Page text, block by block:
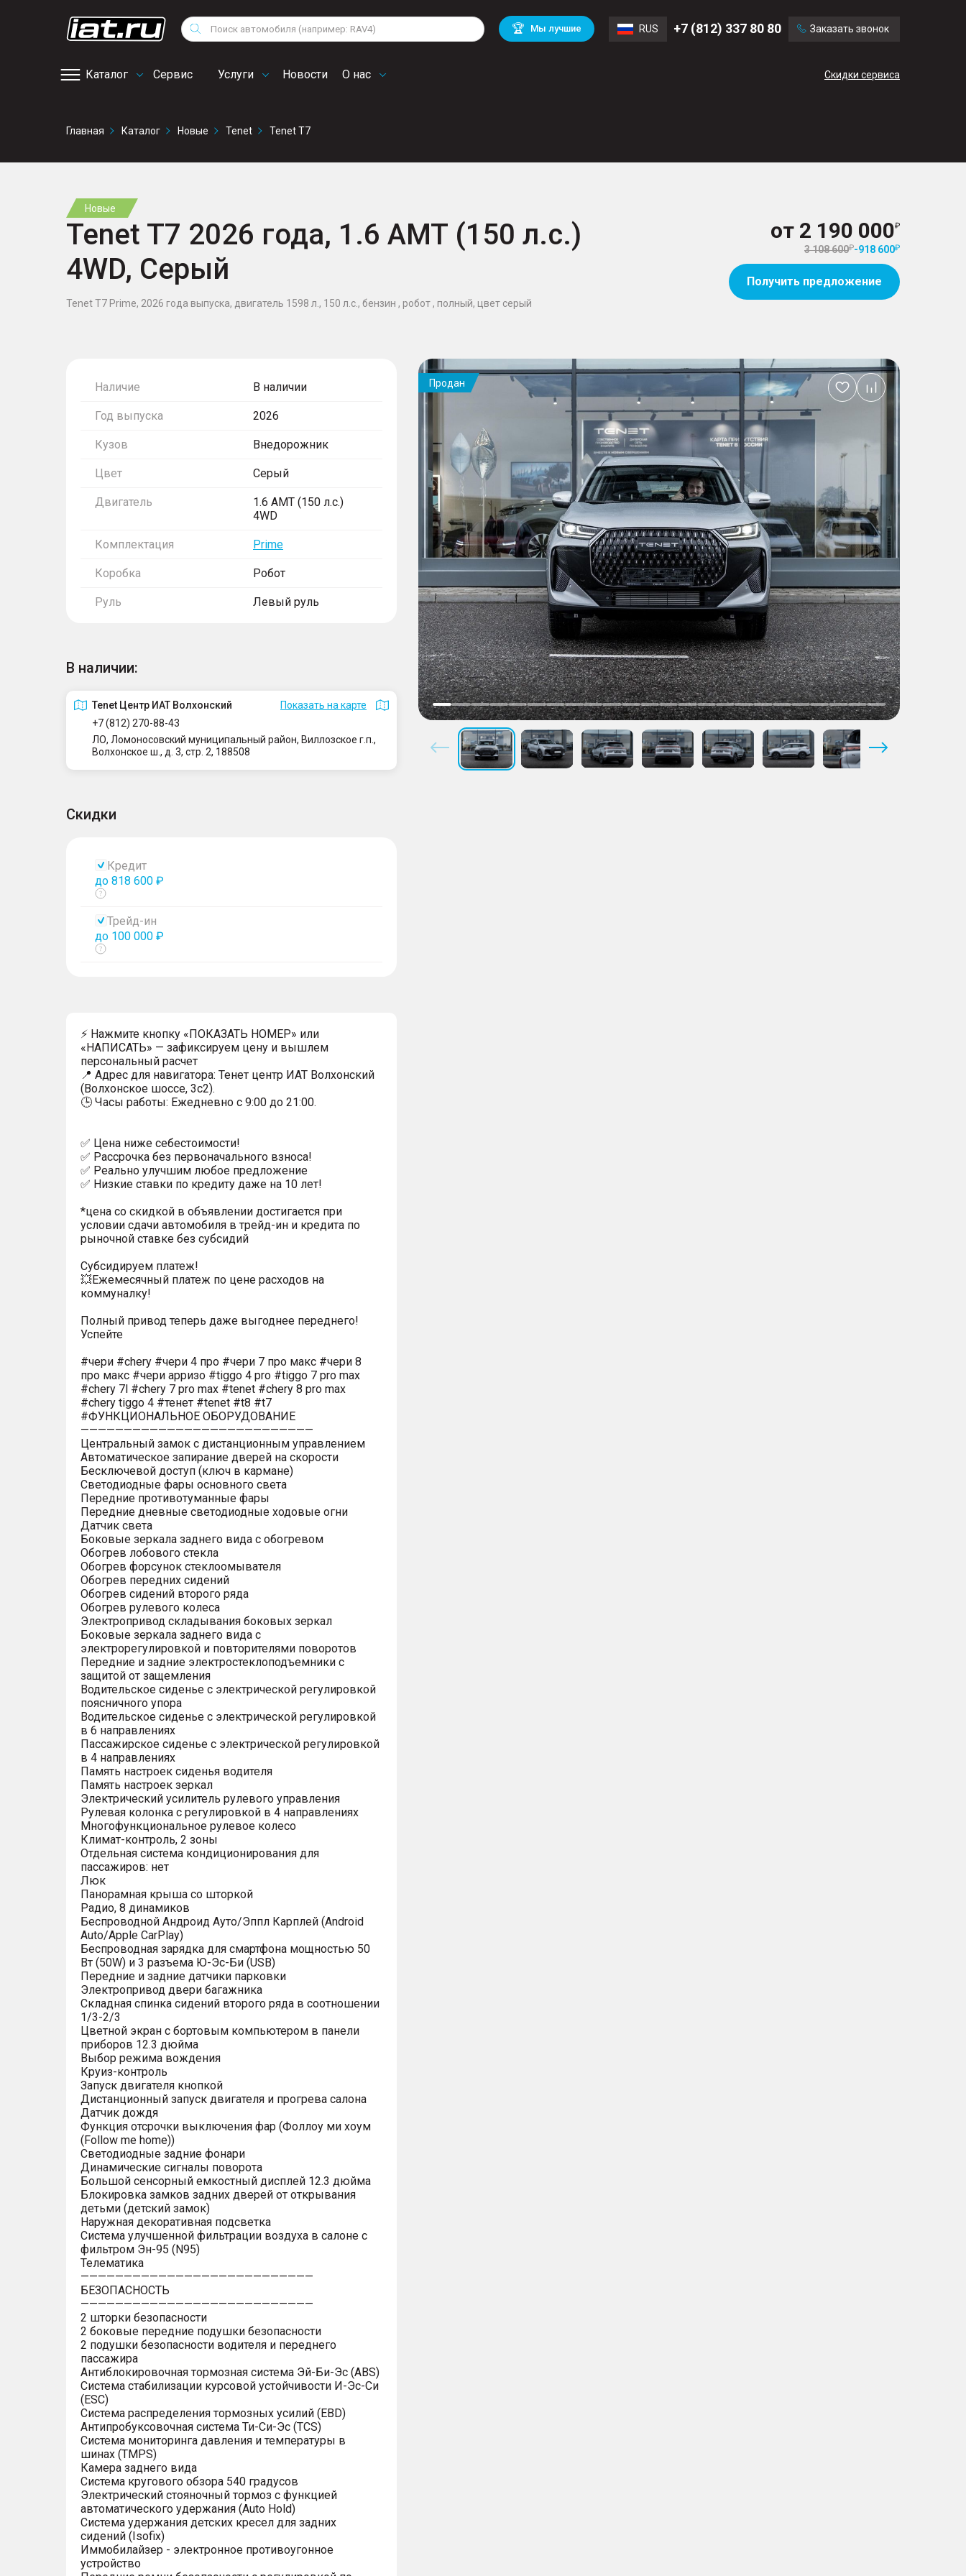
Поиск 🏆 Мы лучшие RUS +7 (812) 337 80 80 Заказать звонок
Каталог Сервис
сервис
Услуги Новости О нас Скидки сервиса
Снегоходы
Квадроциклы
Volkswagen
Mitsubishi BMW
Audi
Chevrolet Volvo
Главная Каталог Новые Tenet Tenet T7
Новые
Tenet T7 2026 года, 1.6 AMT (150 л.с.)
4WD, Серый
Tenet T7 Prime, 2026 года выпуска, двигатель 1598 л., 150 л.с., бензин , робот , полный, цвет серый
от 2 190 000
3 108 600 -918 600
Получить предложение
Наличие В наличии
Год выпуска 2026
Кузов Внедорожник
Цвет Серый
Двигатель
1.6 AMT (150 л.с.)
4WD
Комплектация Prime
Коробка Робот
Руль Левый руль
В наличии:
Tenet Центр ИАТ Волхонский
Показать на карте
+7 (812) 270-88-43
ЛО, Ломоносовский муниципальный район, Виллозское г.п.,
Волхонское ш., д. 3, стр. 2, 188508
Скидки
Кредит
до 818 600 ₽
Показать
Трейд-ин
до 100 000 ₽
Показать
⚡ Нажмите кнопку «ПОКАЗАТЬ НОМЕР» или
«НАПИСАТЬ» — зафиксируем цену и вышлем
персональный расчет
📍 Адрес для навигатора: Тенет центр ИАТ Волхонский
(Волхонское шоссе, 3с2).
🕒 Часы работы: Ежедневно с 9:00 до 21:00.
✅ Цена ниже себестоимости!
✅ Рассрочка без первоначального взноса!
✅ Реально улучшим любое предложение
✅ Низкие ставки по кредиту даже на 10 лет!
*цена со скидкой в объявлении достигается при
условии сдачи автомобиля в трейд-ин и кредита по
рыночной ставке без субсидий
Субсидируем платеж!
💥Ежемесячный платеж по цене расходов на
коммуналку!
Полный привод теперь даже выгоднее переднего!
Успейте
#чери #chery #чери 4 про #чери 7 про макс #чери 8
про макс #чери арризо #tiggo 4 pro #tiggo 7 pro max
#chery 7l #chery 7 pro max #tenet #chery 8 pro max
#chery tiggo 4 #тенет #tenet #t8 #t7
#ФУНКЦИОНАЛЬНОЕ ОБОРУДОВАНИЕ
———————————————————————————
Центральный замок с дистанционным управлением
Автоматическое запирание дверей на скорости
Бесключевой доступ (ключ в кармане)
Светодиодные фары основного света
Передние противотуманные фары
Передние дневные светодиодные ходовые огни
Датчик света
Боковые зеркала заднего вида с обогревом
Обогрев лобового стекла
Обогрев форсунок стеклоомывателя
Обогрев передних сидений
Обогрев сидений второго ряда
Обогрев рулевого колеса
Электропривод складывания боковых зеркал
Боковые зеркала заднего вида с
электрорегулировкой и повторителями поворотов
Передние и задние электростеклоподъемники с
защитой от защемления
Водительское сиденье с электрической регулировкой
поясничного упора
Водительское сиденье с электрической регулировкой
в 6 направлениях
Пассажирское сиденье с электрической регулировкой
в 4 направлениях
Память настроек сиденья водителя
Память настроек зеркал
Электрический усилитель рулевого управления
Рулевая колонка с регулировкой в 4 направлениях
Многофункциональное рулевое колесо
Климат-контроль, 2 зоны
Отдельная система кондиционирования для
пассажиров: нет
Люк
Панорамная крыша со шторкой
Радио, 8 динамиков
Беспроводной Андроид Ауто/Эппл Карплей (Android
Auto/Apple CarPlay)
Беспроводная зарядка для смартфона мощностью 50
Вт (50W) и 3 разъема Ю-Эс-Би (USB)
Передние и задние датчики парковки
Электропривод двери багажника
Складная спинка сидений второго ряда в соотношении
1/3-2/3
Цветной экран с бортовым компьютером в панели
приборов 12.3 дюйма
Выбор режима вождения
Круиз-контроль
Запуск двигателя кнопкой
Дистанционный запуск двигателя и прогрева салона
Датчик дождя
Функция отсрочки выключения фар (Фоллоу ми хоум
(Follow me home))
Светодиодные задние фонари
Динамические сигналы поворота
Большой сенсорный емкостный дисплей 12.3 дюйма
Блокировка замков задних дверей от открывания
детьми (детский замок)
Наружная декоративная подсветка
Система улучшенной фильтрации воздуха в салоне с
фильтром Эн-95 (N95)
Телематика
———————————————————————————
БЕЗОПАСНОСТЬ
———————————————————————————
2 шторки безопасности
2 боковые передние подушки безопасности
2 подушки безопасности водителя и переднего
пассажира
Антиблокировочная тормозная система Эй-Би-Эс (ABS)
Система стабилизации курсовой устойчивости И-Эс-Си
(ESC)
Система распределения тормозных усилий (EBD)
Антипробуксовочная система Ти-Си-Эс (TCS)
Система мониторинга давления и температуры в
шинах (TMPS)
Камера заднего вида
Система кругового обзора 540 градусов
Электрический стояночный тормоз с функцией
автоматического удержания (Auto Hold)
Система удержания детских кресел для задних
сидений (Isofix)
Иммобилайзер - электронное противоугонное
устройство
Продан
Добавить
в